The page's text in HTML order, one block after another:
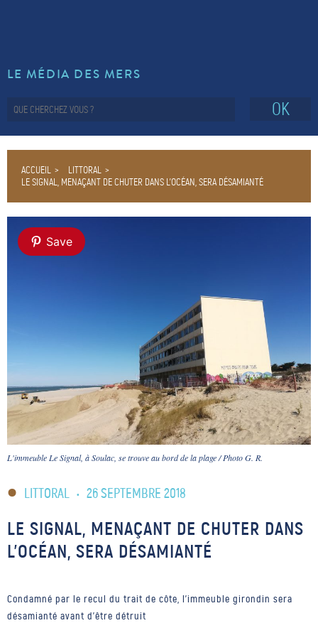
LE MÉDIA DES MERS
OK
ACCUEIL
LITTORAL
LE SIGNAL, MENAÇANT DE CHUTER DANS L’OCÉAN, SERA DÉSAMIANTÉ
Save
L'immeuble Le Signal, à Soulac, se trouve au bord de la plage / Photo G. R.
LITTORAL • 26 SEPTEMBRE 2018
LE SIGNAL, MENAÇANT DE CHUTER DANS
L’OCÉAN, SERA DÉSAMIANTÉ
Condamné par le recul du trait de côte, l'immeuble girondin sera
désamianté avant d'être détruit